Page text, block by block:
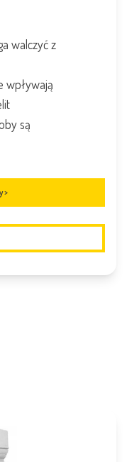
walczyć z
wpływają
są
>